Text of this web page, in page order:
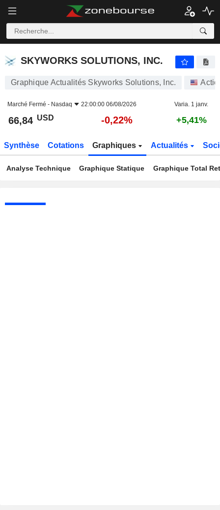
SKYWORKS SOLUTIONS, INC.
SKYWORKS SOLUTIONS, INC.
Graphique Actualités Skyworks Solutions, Inc.
Marché Fermé - Nasdaq 22:00:00 06/08/2026 Varia. 1 janv.
66,84 USD -0,22% +5,41%
Synthèse Cotations Graphiques Actualités
Analyse Technique Graphique Statique Graphique Total